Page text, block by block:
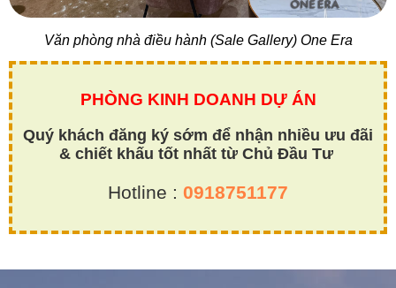
Văn phòng nhà điều hành (Sale Gallery) One Era
PHÒNG KINH DOANH DỰ ÁN
Quý khách đăng ký sớm để nhận nhiều ưu đãi
& chiết khấu tốt nhất từ Chủ Đầu Tư
Hotline : 0918751177